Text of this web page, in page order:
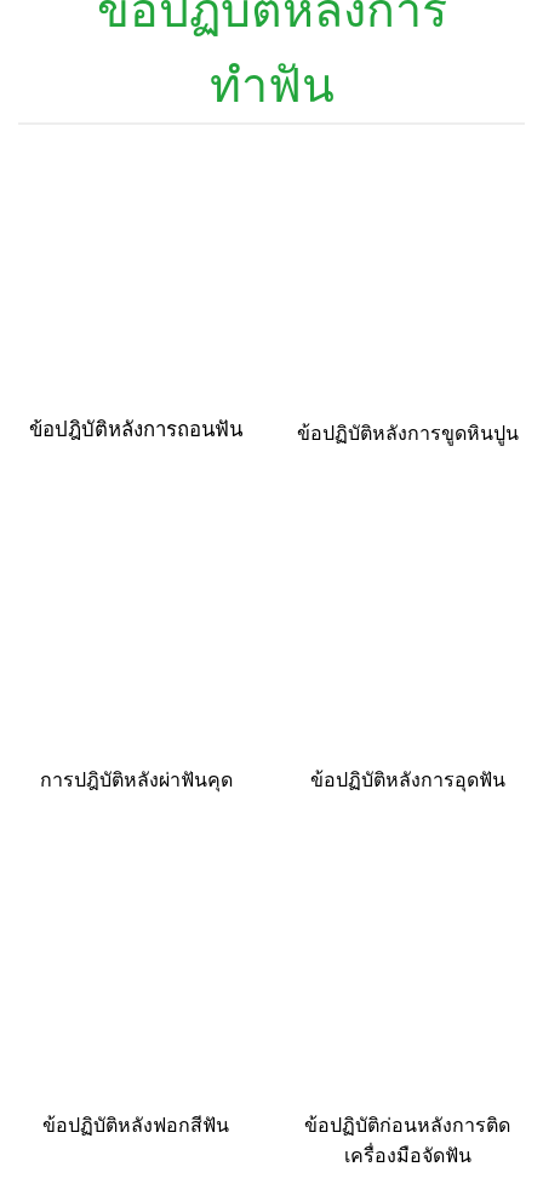
ทำฟัน
ข้อปฎิบัติหลังการถอนฟัน ข้อปฏิบัติหลังการขูดหินปูน
การปฎิบัติหลังผ่าฟันคุด ข้อปฏิบัติหลังการอุดฟัน
ข้อปฏิบัติหลังฟอกสีฟัน
ข้อปฏิบัติก่อนหลังการติด
เครื่องมือจัดฟัน